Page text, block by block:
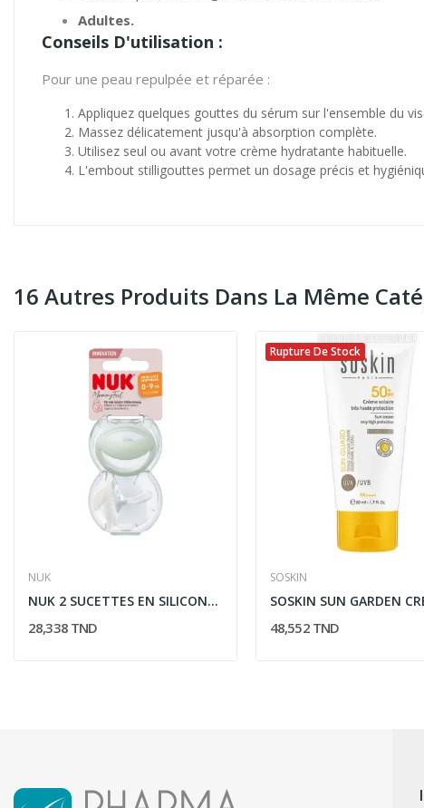
Adultes.
Conseils D'utilisation :
Pour une peau repulpée et réparée :
Appliquez quelques gouttes du sérum sur l'ensemble du
Massez délicatement jusqu'à absorption complète.
Utilisez seul ou avant votre crème hydratante habituelle.
L'embout stilligouttes permet un dosage précis et
16 Autres Produits Dans La Même
NUK
NUK 2 SUCETTES EN SILICONE MOMMYFEEL 0-9M AVEC...
28,338 TND
Rupture De Stock
SOSKIN
48,552 TND